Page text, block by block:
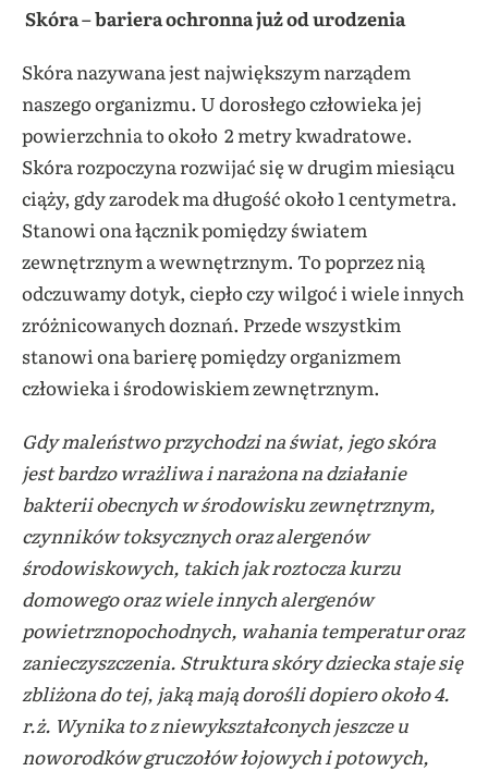
Skóra – bariera ochronna już od urodzenia
Skóra nazywana jest największym narządem
naszego organizmu. U dorosłego człowieka jej
powierzchnia to około 2 metry kwadratowe.
Skóra rozpoczyna rozwijać się w drugim miesiącu
ciąży, gdy zarodek ma długość około 1 centymetra.
Stanowi ona łącznik pomiędzy światem
zewnętrznym a wewnętrznym. To poprzez nią
odczuwamy dotyk, ciepło czy wilgoć i wiele innych
zróżnicowanych doznań. Przede wszystkim
stanowi ona barierę pomiędzy organizmem
człowieka i środowiskiem zewnętrznym.
Gdy maleństwo przychodzi na świat, jego skóra
jest bardzo wrażliwa i narażona na działanie
bakterii obecnych w środowisku zewnętrznym,
czynników toksycznych oraz alergenów
środowiskowych, takich jak roztocza kurzu
domowego oraz wiele innych alergenów
powietrznopochodnych, wahania temperatur oraz
zanieczyszczenia. Struktura skóry dziecka staje się
zbliżona do tej, jaką mają dorośli dopiero około 4.
r.ż. Wynika to z niewykształconych jeszcze u
noworodków gruczołów łojowych i potowych,